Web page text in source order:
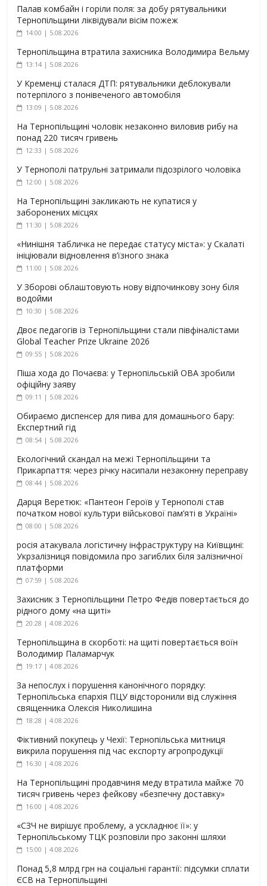
Палав комбайн і горіли поля: за добу рятувальники
Тернопільщини ліквідували вісім пожеж
14:00 | 5.08.2026
Тернопільщина втратила захисника Володимира Вельму
13:14 | 5.08.2026
У Кременці сталася ДТП: рятувальники деблокували
потерпілого з понівеченого автомобіля
13:09 | 5.08.2026
На Тернопільщині чоловік незаконно виловив рибу на
понад 220 тисяч гривень
12:33 | 5.08.2026
У Тернополі патрульні затримали підозрілого чоловіка
12:00 | 5.08.2026
На Тернопільщині закликають не купатися у
заборонених місцях
11:30 | 5.08.2026
«Нинішня табличка не передає статусу міста»: у Скалаті
ініціювали відновлення в’їзного знака
11:00 | 5.08.2026
У Зборові облаштовують нову відпочинкову зону біля
водойми
10:30 | 5.08.2026
Двоє педагогів із Тернопільщини стали півфіналістами
Global Teacher Prize Ukraine 2026
09:55 | 5.08.2026
Піша хода до Почаєва: у Тернопільській ОВА зробили
офіційну заяву
09:11 | 5.08.2026
Обираємо диспенсер для пива для домашнього бару:
Експертний гід
08:54 | 5.08.2026
Екологічний скандал на межі Тернопільщини та
Прикарпаття: через річку насипали незаконну переправу
08:44 | 5.08.2026
Дарця Веретюк: «Пантеон Героїв у Тернополі став
початком нової культури військової пам’яті в Україні»
08:00 | 5.08.2026
росія атакувала логістичну інфраструктуру на Київщині:
Укрзалізниця повідомила про загиблих біля залізничної
платформи
07:59 | 5.08.2026
Захисник з Тернопільщини Петро Федів повертається до
рідного дому «на щиті»
20:28 | 4.08.2026
Тернопільщина в скорботі: на щиті повертається воїн
Володимир Паламарчук
19:17 | 4.08.2026
За непослух і порушення канонічного порядку:
Тернопільська єпархія ПЦУ відсторонили від служіння
священника Олексія Николишина
18:28 | 4.08.2026
Фіктивний покупець у Чехії: Тернопільська митниця
викрила порушення під час експорту агропродукції
16:30 | 4.08.2026
На Тернопільщині продавчиня меду втратила майже 70
тисяч гривень через фейкову «безпечну доставку»
16:00 | 4.08.2026
«СЗЧ не вирішує проблему, а ускладнює її»: у
Тернопільському ТЦК розповіли про законні шляхи
15:00 | 4.08.2026
Понад 5,8 млрд грн на соціальні гарантії: підсумки сплати
ЄСВ на Тернопільщині